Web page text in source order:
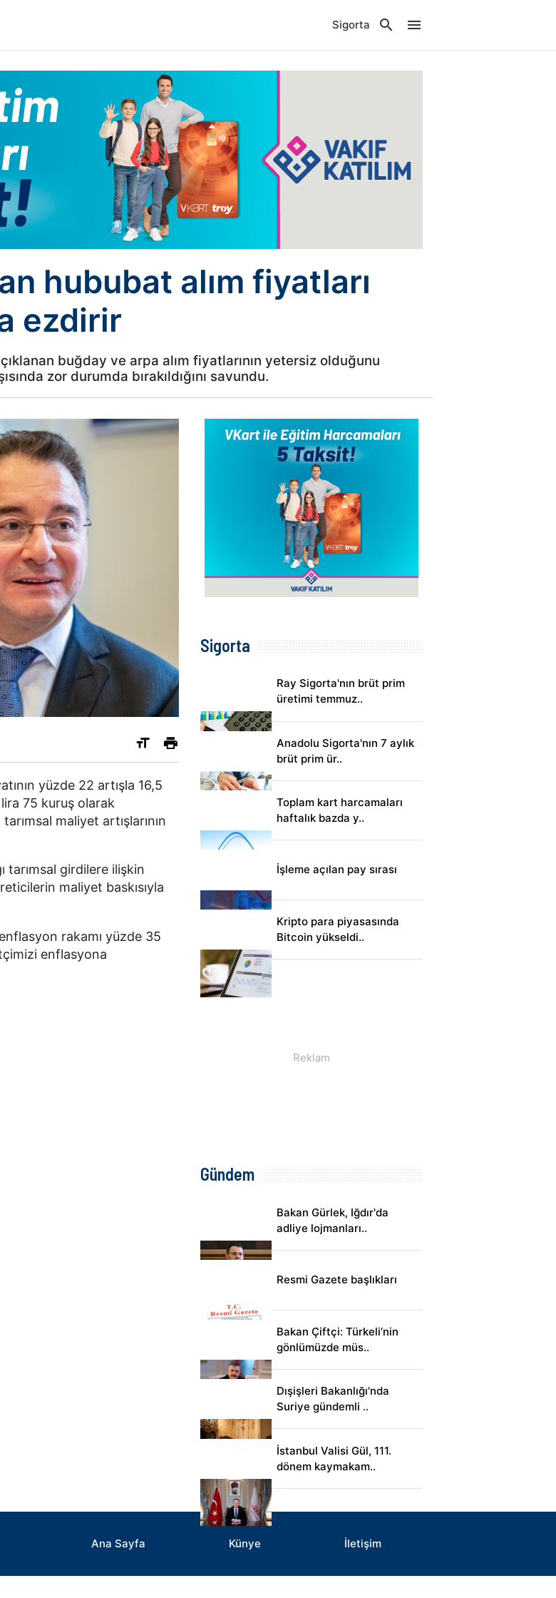
Sigorta
hububat alım fiyatları
ezdirir
buğday ve arpa alım fiyatlarının yetersiz olduğunu
zor durumda bırakıldığını savundu.
yüzde 22 artışla 16,5
lira 75 kuruş olarak
maliyet artışlarının
tarımsal girdilere ilişkin
maliyet baskısıyla
rakamı yüzde 35
enflasyona
Sigorta
Ray Sigorta'nın brüt prim
üretimi temmuz..
Anadolu Sigorta'nın 7 aylık
brüt prim ür..
Toplam kart harcamaları
haftalık bazda y..
İşleme açılan pay sırası
Kripto para piyasasında
Bitcoin yükseldi..
Gündem
Bakan Gürlek, Iğdır'da
adliye lojmanları..
Resmi Gazete başlıkları
Bakan Çiftçi: Türkeli’nin
gönlümüzde müs..
Dışişleri Bakanlığı'nda
Suriye gündemli ..
İstanbul Valisi Gül, 111.
dönem kaymakam..
Ana Sayfa Künye İletişim